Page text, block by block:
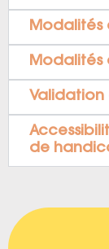
Modalités
Modalités
de